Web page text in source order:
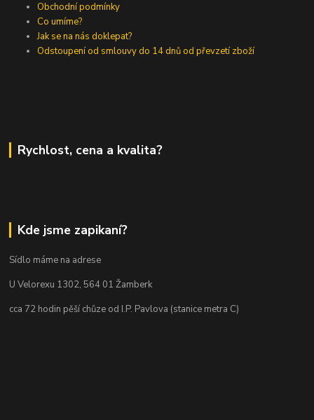
Obchodní podmínky
Co umíme?
Jak se na nás doklepat?
Odstoupení od smlouvy do 14 dnů od převzetí zboží
Rychlost, cena a kvalita?
Kde jsme zapikaní?
Sídlo máme na adrese
U Velorexu 1302, 564 01 Žamberk
cca 72 hodin pěší chůze od I.P. Pavlova (stanice metra C)